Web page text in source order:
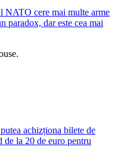
NATO cere mai multe arme
paradox, dar este cea mai